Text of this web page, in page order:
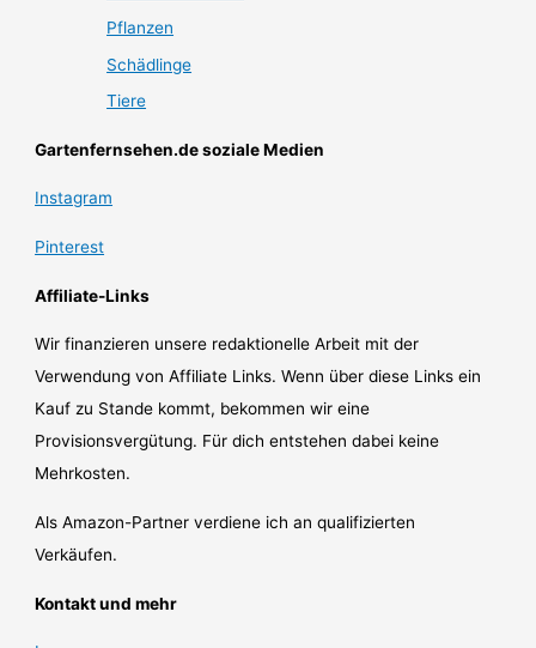
Pflanzen
Schädlinge
Tiere
Gartenfernsehen.de soziale Medien
Instagram
Pinterest
Affiliate-Links
Wir finanzieren unsere redaktionelle Arbeit mit der
Verwendung von Affiliate Links. Wenn über diese Links ein
Kauf zu Stande kommt, bekommen wir eine
Provisionsvergütung. Für dich entstehen dabei keine
Mehrkosten.
Als Amazon-Partner verdiene ich an qualifizierten
Verkäufen.
Kontakt und mehr